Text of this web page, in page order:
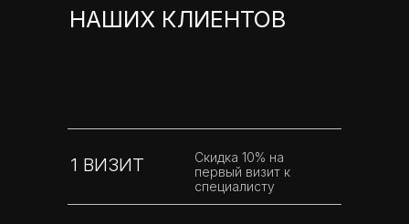
1 ВИЗИТ
Скидка 10% на
первый визит к
специалисту
НАШИХ КЛИЕНТОВ